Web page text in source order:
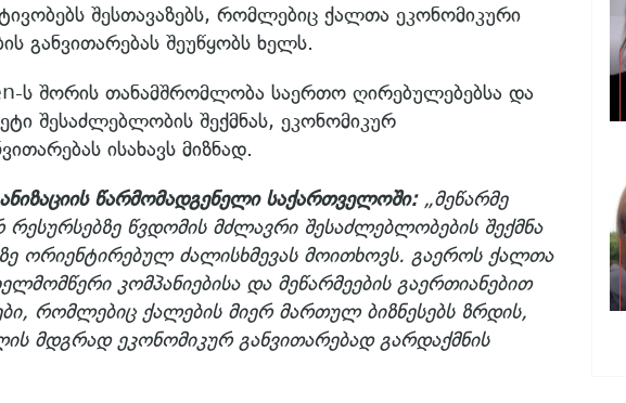
შესთავაზებს, რომლებიც ქალთა ეკონომიკური
განვითარებას შეუწყობს ხელს.
ს შორის თანამშრომლობა საერთო ღირებულებებსა და
შესაძლებლობის შექმნას, ეკონომიკურ
ისახავს მიზნად.
წარმომადგენელი საქართველოში: „მეწარმე
წვდომის მძლავრი შესაძლებლობების შექმნა
ორიენტირებულ ძალისხმევას მოითხოვს. გაეროს ქალთა
კომპანიებისა და მეწარმეების გაერთიანებით
რომლებიც ქალების მიერ მართულ ბიზნესებს ზრდის,
მდგრად ეკონომიკურ განვითარებად გარდაქმნის